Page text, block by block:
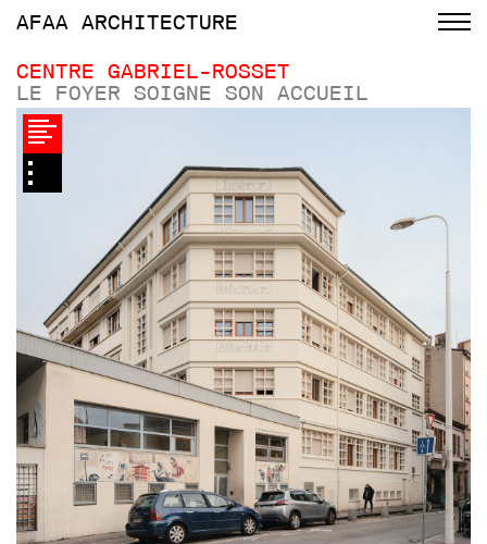
AFAA ARCHITECTURE
CENTRE GABRIEL-ROSSET
LE FOYER SOIGNE SON ACCUEIL